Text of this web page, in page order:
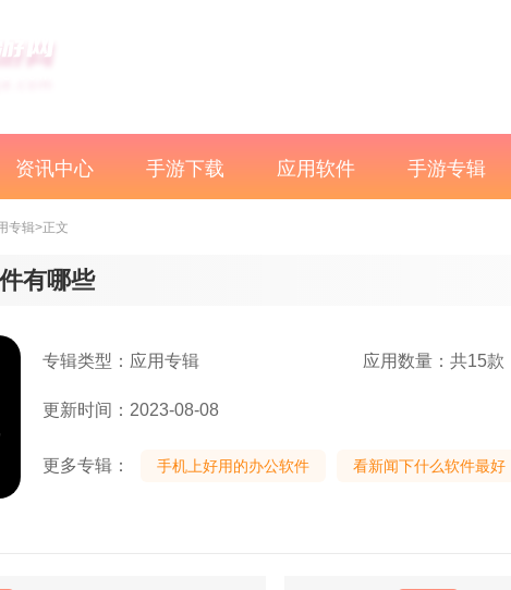
资讯中心 手游下载 应用软件 手游专辑
专辑>正文
有哪些
专辑类型：应用专辑 应用数量：共15款
更新时间：2023-08-08
更多专辑： 手机上好用的办公软件 看新闻下什么软件最好